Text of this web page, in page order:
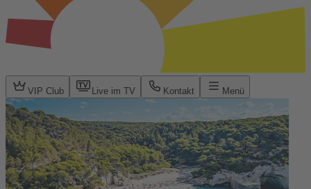
VIP Club Live im TV Kontakt Menü